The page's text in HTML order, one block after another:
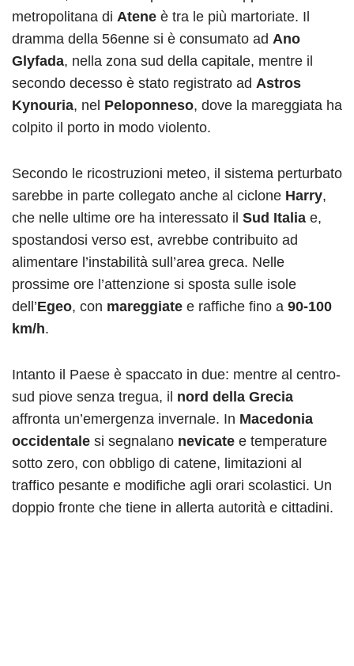
metropolitana di Atene è tra le più martoriate. Il
dramma della 56enne si è consumato ad Ano
Glyfada, nella zona sud della capitale, mentre il
secondo decesso è stato registrato ad Astros
Kynouria, nel Peloponneso, dove la mareggiata ha
colpito il porto in modo violento.
Secondo le ricostruzioni meteo, il sistema perturbato
sarebbe in parte collegato anche al ciclone Harry,
che nelle ultime ore ha interessato il Sud Italia e,
spostandosi verso est, avrebbe contribuito ad
alimentare l’instabilità sull’area greca. Nelle
prossime ore l’attenzione si sposta sulle isole
dell’Egeo, con mareggiate e raffiche fino a 90-100
km/h.
Intanto il Paese è spaccato in due: mentre al centro-
sud piove senza tregua, il nord della Grecia
affronta un’emergenza invernale. In Macedonia
occidentale si segnalano nevicate e temperature
sotto zero, con obbligo di catene, limitazioni al
traffico pesante e modifiche agli orari scolastici. Un
doppio fronte che tiene in allerta autorità e cittadini.